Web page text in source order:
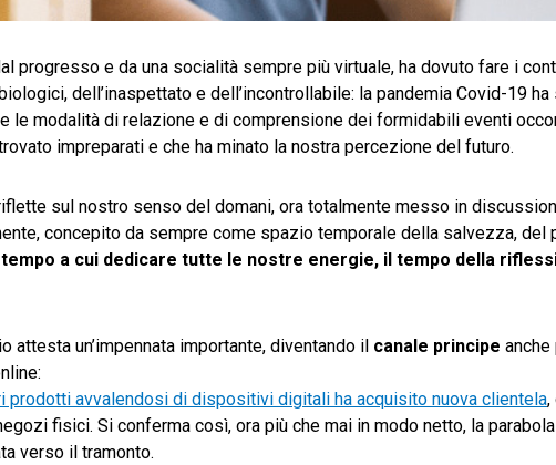
progresso e da una socialità sempre più virtuale, ha dovuto fare i
dell’inaspettato e dell’incontrollabile: la pandemia Covid-19
le modalità di relazione e di comprensione dei formidabili eventi
impreparati e che ha minato la nostra percezione del futuro.
sul nostro senso del domani, ora totalmente messo in
concepito da sempre come spazio temporale della salvezza, del
a cui dedicare tutte le nostre energie, il tempo della
attesta un’impennata importante, diventando il canale principe
prodotti avvalendosi di dispositivi digitali ha acquisito nuova clientela,
fisici. Si conferma così, ora più che mai in modo netto, la
verso il tramonto.